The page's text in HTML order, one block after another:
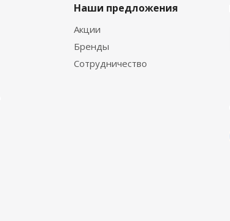
Наши предложения
Акции
Бренды
Сотрудничество